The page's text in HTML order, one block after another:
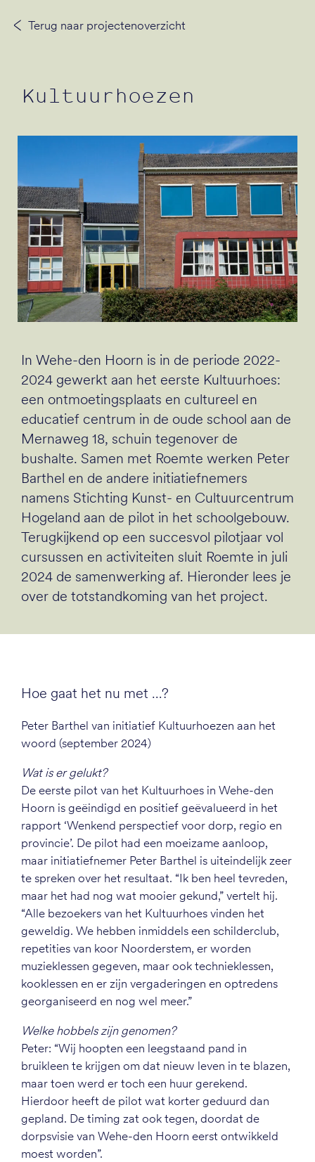
Neem contact op
Terug naar projectenoverzicht
Kultuurhoezen
In Wehe-den Hoorn is in de periode 2022-
2024 gewerkt aan het eerste Kultuurhoes:
een ontmoetingsplaats en cultureel en
educatief centrum in de oude school aan de
Mernaweg 18, schuin tegenover de
bushalte. Samen met Roemte werken Peter
Barthel en de andere initiatiefnemers
namens Stichting Kunst- en Cultuurcentrum
Hogeland aan de pilot in het schoolgebouw.
Terugkijkend op een succesvol pilotjaar vol
cursussen en activiteiten sluit Roemte in juli
2024 de samenwerking af. Hieronder lees je
over de totstandkoming van het project.
Hoe gaat het nu met …?
Peter Barthel van initiatief Kultuurhoezen aan het
woord (september 2024)
Wat is er gelukt?
De eerste pilot van het Kultuurhoes in Wehe-den
Hoorn is geëindigd en positief geëvalueerd in het
rapport ‘Wenkend perspectief voor dorp, regio en
provincie’. De pilot had een moeizame aanloop,
maar initiatiefnemer Peter Barthel is uiteindelijk zeer
te spreken over het resultaat. “Ik ben heel tevreden,
maar het had nog wat mooier gekund,” vertelt hij.
“Alle bezoekers van het Kultuurhoes vinden het
geweldig. We hebben inmiddels een schilderclub,
repetities van koor Noorderstem, er worden
muzieklessen gegeven, maar ook technieklessen,
kooklessen en er zijn vergaderingen en optredens
georganiseerd en nog wel meer.”
Welke hobbels zijn genomen?
Peter: “Wij hoopten een leegstaand pand in
bruikleen te krijgen om dat nieuw leven in te blazen,
maar toen werd er toch een huur gerekend.
Hierdoor heeft de pilot wat korter geduurd dan
gepland. De timing zat ook tegen, doordat de
dorpsvisie van Wehe-den Hoorn eerst ontwikkeld
moest worden”.